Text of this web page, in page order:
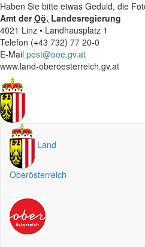
Haben Sie bitte etwas Geduld, die
Amt derOö. Landesregierung
4021 Linz • Landhausplatz 1
Telefon (+43 732) 77 20-0
E-Mail post@ooe.gv.at
www.land-oberoesterreich.gv.at
Land
Oberösterreich